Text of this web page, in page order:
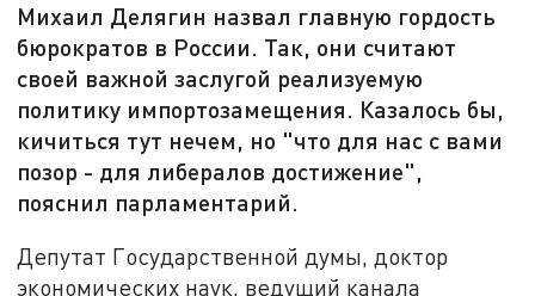
Михаил Делягин назвал главную гордость
бюрократов в России. Так, они считают
своей важной заслугой реализуемую
политику импортозамещения. Казалось бы,
кичиться тут нечем, но "что для нас с вами
позор - для либералов достижение",
пояснил парламентарий.
Депутат Государственной думы, доктор
экономических наук, ведущий канала